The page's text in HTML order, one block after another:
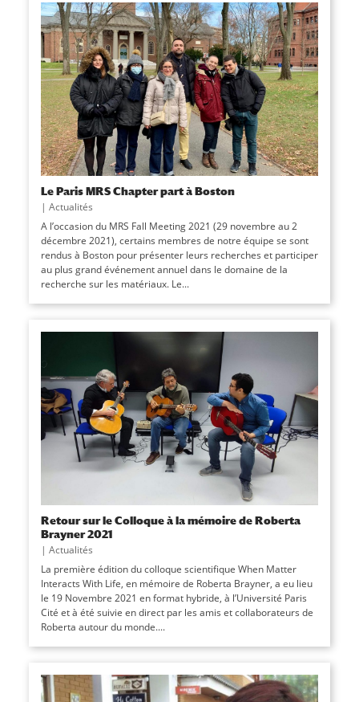
Le Paris MRS Chapter part à Boston
| Actualités
A l’occasion du MRS Fall Meeting 2021 (29 novembre au 2
décembre 2021), certains membres de notre équipe se sont
rendus à Boston pour présenter leurs recherches et participer
au plus grand événement annuel dans le domaine de la
recherche sur les matériaux. Le...
Retour sur le Colloque à la mémoire de Roberta
Brayner 2021
| Actualités
La première édition du colloque scientifique When Matter
Interacts With Life, en mémoire de Roberta Brayner, a eu lieu
le 19 Novembre 2021 en format hybride, à l’Université Paris
Cité et à été suivie en direct par les amis et collaborateurs de
Roberta autour du monde....